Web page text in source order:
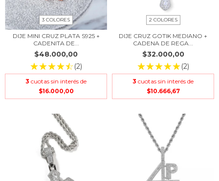
3 COLORES
DIJE MINI CRUZ PLATA S925 +
CADENITA DE...
$48.000,00
(2)
3 cuotas sin interés de
$16.000,00
2 COLORES
DIJE CRUZ GOTIK MEDIANO +
CADENA DE REGA...
$32.000,00
(2)
3 cuotas sin interés de
$10.666,67